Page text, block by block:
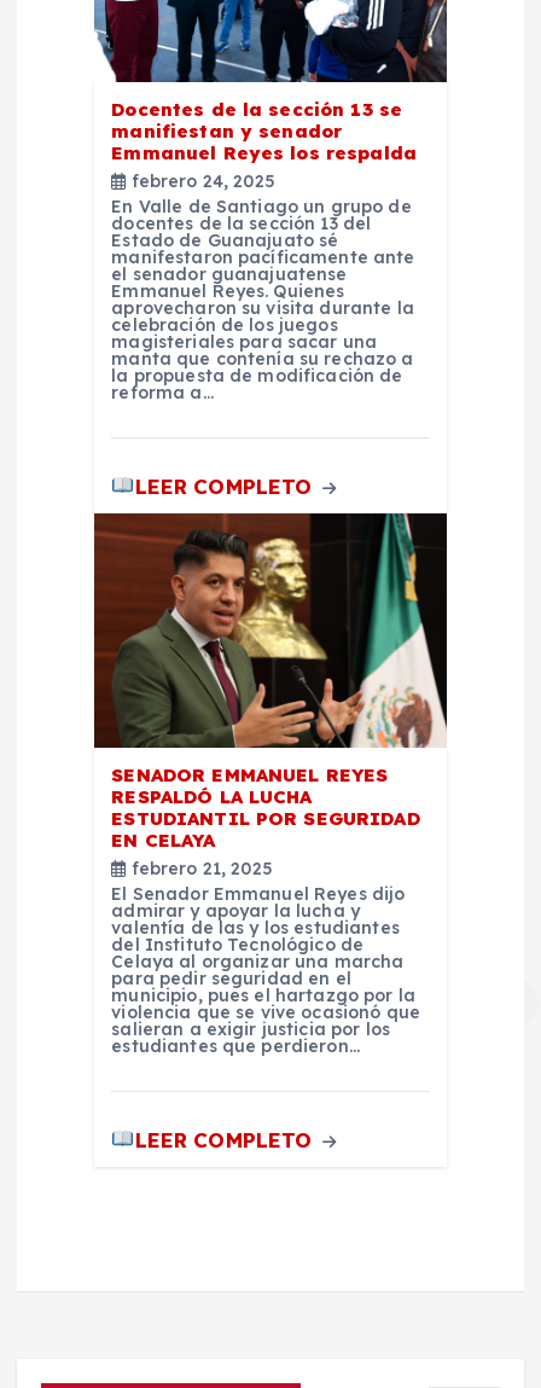
Docentes de la sección 13 se
manifiestan y senador
Emmanuel Reyes los respalda
febrero 24, 2025
En Valle de Santiago un grupo de
docentes de la sección 13 del
Estado de Guanajuato sé
manifestaron pacíficamente ante
el senador guanajuatense
Emmanuel Reyes. Quienes
aprovecharon su visita durante la
celebración de los juegos
magisteriales para sacar una
manta que contenía su rechazo a
la propuesta de modificación de
reforma a…
LEER COMPLETO
SENADOR EMMANUEL REYES
RESPALDÓ LA LUCHA
ESTUDIANTIL POR SEGURIDAD
EN CELAYA
febrero 21, 2025
El Senador Emmanuel Reyes dijo
admirar y apoyar la lucha y
valentía de las y los estudiantes
del Instituto Tecnológico de
Celaya al organizar una marcha
para pedir seguridad en el
municipio, pues el hartazgo por la
violencia que se vive ocasionó que
salieran a exigir justicia por los
estudiantes que perdieron…
LEER COMPLETO